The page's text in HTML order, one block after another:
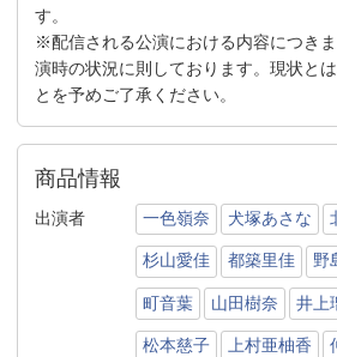
す。
※配信される公演における内容につき
演時の状況に則しております。現状と
とを予めご了承ください。
商品情報
出演者 一色嶺奈 犬塚あさな
杉山愛佳 都築里佳 野
町音葉 山田樹奈 井上
松本慈子 上村亜柚香